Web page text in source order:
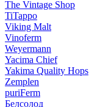
The Vintage Shop
TiTappo
Viking Malt
Vinoferm
Weyermann
Yacima Chief
Yakima Quality Hops
Zemplen
puriFerm
Белсолод